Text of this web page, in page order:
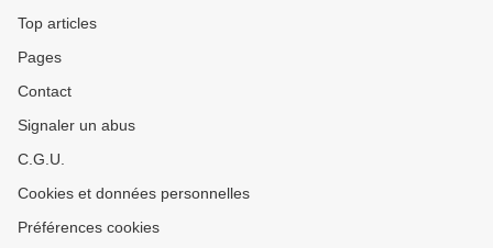
Top articles
Pages
Contact
Signaler un abus
C.G.U.
Cookies et données personnelles
Préférences cookies